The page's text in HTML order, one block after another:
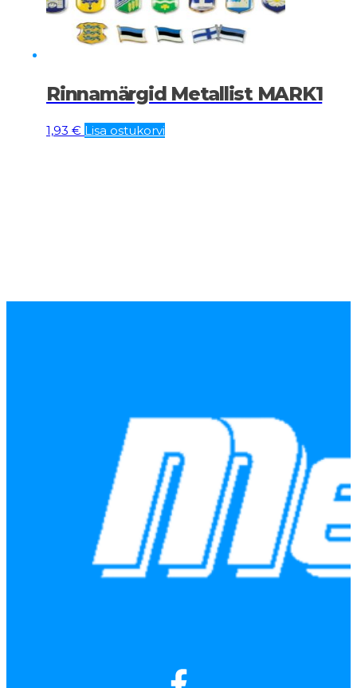
Rinnamärgid Metallist MARK1
1,93 € Lisa ostukorvi